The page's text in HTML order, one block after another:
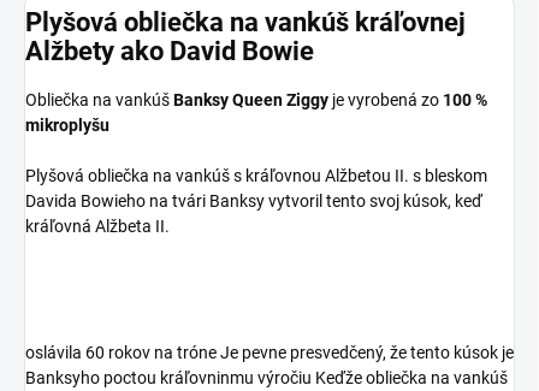
Plyšová obliečka na vankúš kráľovnej
Alžbety ako David Bowie
Obliečka na vankúšBanksy Queen Ziggy je vyrobená zo 100 %
mikroplyšu
Plyšová obliečka na vankúš s kráľovnou Alžbetou II. s bleskom
Davida Bowieho na tvári Banksy vytvoril tento svoj kúsok, keď
kráľovná Alžbeta II.
oslávila 60 rokov na tróne Je pevne presvedčený, že tento kúsok je
Banksyho poctou kráľovninmu výročiu Keďže obliečka na vankúš